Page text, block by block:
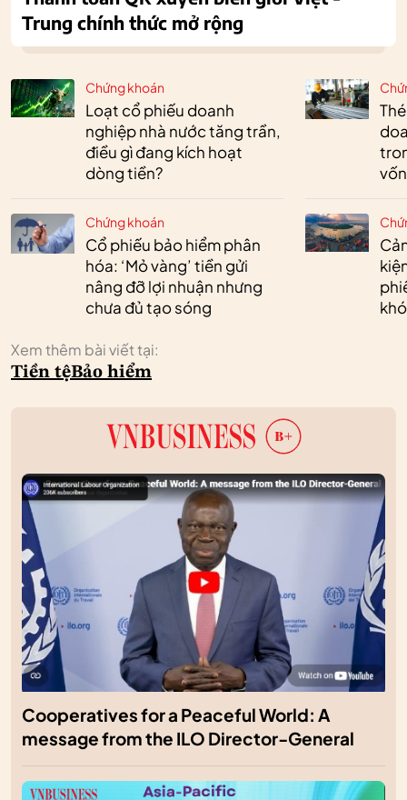
Chứng khoán
Loạt cổ phiếu doanh
nghiệp nhà nước tăng trần,
điều gì đang kích hoạt
dòng tiền?
Chứng khoán
Cổ phiếu bảo hiểm phân
hóa: ‘Mỏ vàng’ tiền gửi
nâng đỡ lợi nhuận nhưng
chưa đủ tạo sóng
vốn
Xem thêm bài viết tại:
Tiền tệBảo hiểm
Trung chính thức mở rộng
Cooperatives for a Peaceful World: A
message from the ILO Director-General